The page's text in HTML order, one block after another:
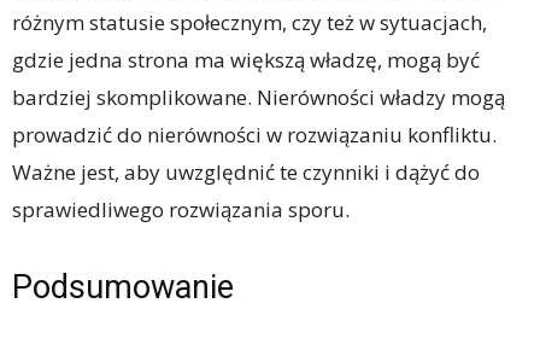
różnym statusie społecznym, czy też w sytuacjach,
gdzie jedna strona ma większą władzę, mogą być
bardziej skomplikowane. Nierówności władzy mogą
prowadzić do nierówności w rozwiązaniu konfliktu.
Ważne jest, aby uwzględnić te czynniki i dążyć do
sprawiedliwego rozwiązania sporu.
Podsumowanie